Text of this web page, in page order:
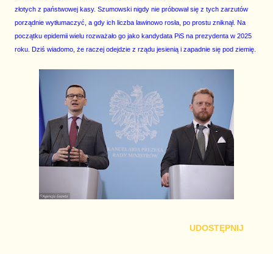
złotych z państwowej kasy. Szumowski nigdy nie próbował się z tych zarzutów
porządnie wytłumaczyć, a gdy ich liczba lawinowo rosła, po prostu zniknął. Na
początku epidemii wielu rozważało go jako kandydata PiS na prezydenta w 2025
roku. Dziś wiadomo, że raczej odejdzie z rządu jesienią i zapadnie się pod ziemię.
UDOSTĘPNIJ